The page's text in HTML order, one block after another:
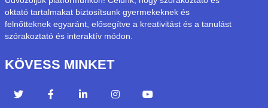
oktató tartalmakat biztosítsunk gyermekeknek és
felnőtteknek egyaránt, elősegítve a kreativitást és a tanulást
szórakoztató és interaktív módon.
KÖVESS MINKET